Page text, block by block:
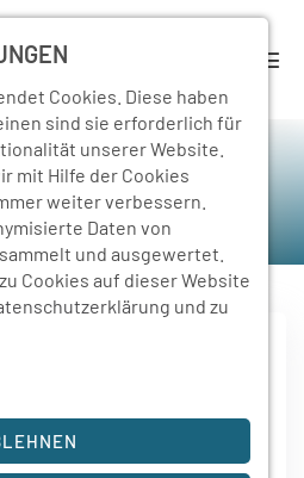
Rückschau
– ein Projekttag, der
Cookies. Diese haben
sind sie erforderlich für
unserer Website.
mit Hilfe der Cookies
weiter verbessern.
Daten von
und ausgewertet.
Cookies auf dieser Website
und zu